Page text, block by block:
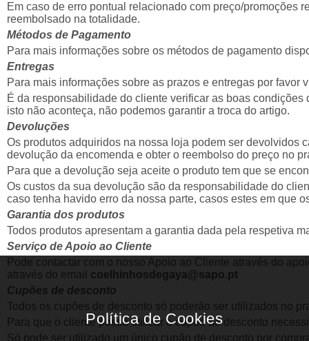
Em caso de erro pontual relacionado com preço/promoções
reembolsado na totalidade.
Métodos de Pagamento
Para mais informações sobre os métodos de pagamento
Entregas
Para mais informações sobre as prazos e entregas por
É da responsabilidade do cliente verificar as boas
isto não aconteça, não podemos garantir a troca do artigo.
Devoluções
Os produtos adquiridos na nossa loja podem ser devolvidos
devolução da encomenda e obter o reembolso do preço no
Para que a devolução seja aceite o produto tem que se
Os custos da sua devolução são da responsabilidade do
caso tenha havido erro da nossa parte, casos estes em que
Garantia dos produtos
Todos produtos apresentam a garantia dada pela respetiva
Serviço de Apoio ao Cliente
Pode contactar com o nosso Apoio ao Cliente através do
através do email coelhinhosdegaya@sapo.pt
Cupões de desconto
Todos os cupões de desconto só poderão ser utilizados no
Para que o cliente possa utilizar o cupão de desconto
Só pode ser utilizado um único cupão de desconto por